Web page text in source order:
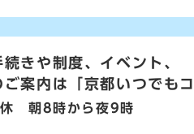
続きや制度、イベント、
ご案内は
「京都いつでも
休 朝8時から夜9時